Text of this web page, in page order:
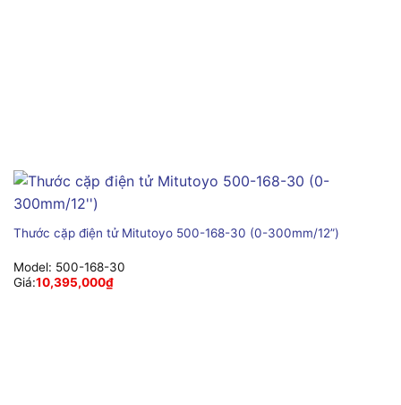
Thước cặp điện tử Mitutoyo 500-168-30 (0-300mm/12”)
Model: 500-168-30
Giá:10,395,000₫